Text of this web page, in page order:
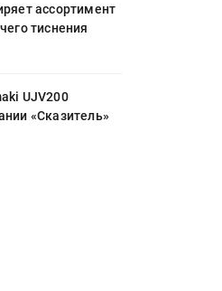
ассортимент
тиснения
UJV200
«Сказитель»